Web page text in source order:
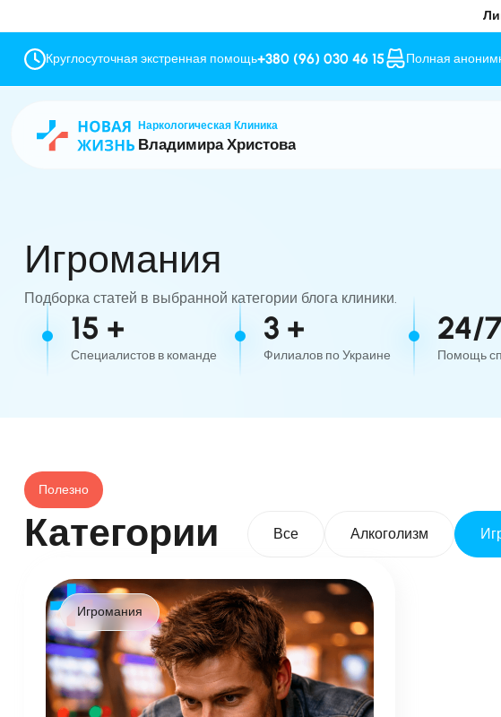
Круглосуточная экстренная помощь+380 (96) 030 46 15 Полная
Наркологическая Клиника
Владимира Христова
Игромания
Подборка статей в выбранной категории блога клиники.
15 +
Специалистов в команде
3 +
Филиалов по Украине
24/7
Помощь
Полезно
Категории Все Алкоголизм
Игромания